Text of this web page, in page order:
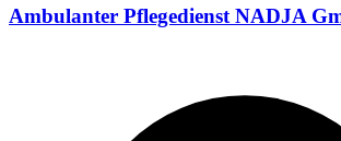
Ambulanter Pflegedienst NADJA